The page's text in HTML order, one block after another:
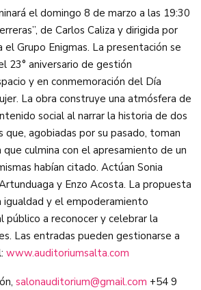
el domingo 8 de marzo a las 19:30
de Carlos Caliza y dirigida por
Grupo Enigmas. La presentación se
23° aniversario de gestión
y en conmemoración del Día
La obra construye una atmósfera de
social al narrar la historia de dos
que, agobiadas por su pasado, toman
culmina con el apresamiento de un
habían citado. Actúan Sonia
y Enzo Acosta. La propuesta
igualdad y el empoderamiento
público a reconocer y celebrar la
Las entradas pueden gestionarse a
www.auditoriumsalta.com
salonauditorium@gmail.com +54 9